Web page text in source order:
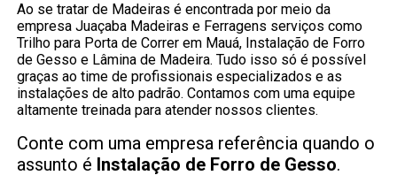
Ao se tratar de Madeiras é encontrada por meio da
empresa Juaçaba Madeiras e Ferragens serviços como
Trilho para Porta de Correr em Mauá, Instalação de Forro
de Gesso e Lâmina de Madeira. Tudo isso só é possível
graças ao time de profissionais especializados e as
instalações de alto padrão. Contamos com uma equipe
altamente treinada para atender nossos clientes.
Conte com uma empresa referência quando o
assunto é Instalação de Forro de Gesso.